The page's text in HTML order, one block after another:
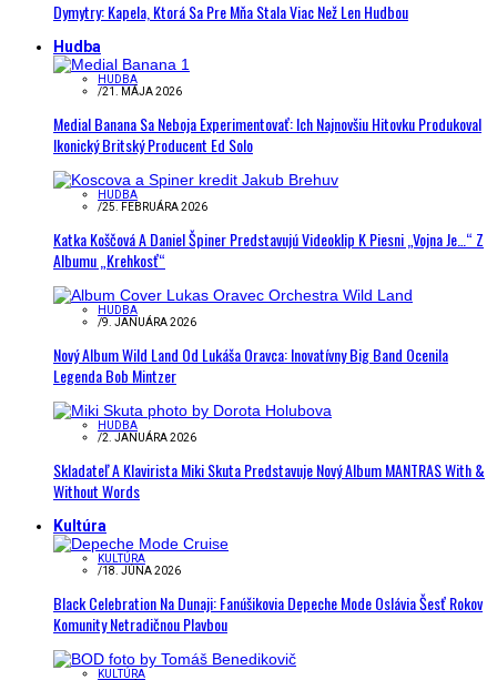
Dymytry: Kapela, Ktorá Sa Pre Mňa Stala Viac Než Len Hudbou
Hudba
HUDBA
/21. MÁJA 2026
Medial Banana Sa Neboja Experimentovať: Ich Najnovšiu Hitovku Produkoval
Ikonický Britský Producent Ed Solo
HUDBA
/25. FEBRUÁRA 2026
Katka Koščová A Daniel Špiner Predstavujú Videoklip K Piesni „Vojna Je…“ Z
Albumu „Krehkosť“
HUDBA
/9. JANUÁRA 2026
Nový Album Wild Land Od Lukáša Oravca: Inovatívny Big Band Ocenila
Legenda Bob Mintzer
HUDBA
/2. JANUÁRA 2026
Skladateľ A Klavirista Miki Skuta Predstavuje Nový Album MANTRAS With &
Without Words
Kultúra
KULTÚRA
/18. JÚNA 2026
Black Celebration Na Dunaji: Fanúšikovia Depeche Mode Oslávia Šesť Rokov
Komunity Netradičnou Plavbou
KULTÚRA